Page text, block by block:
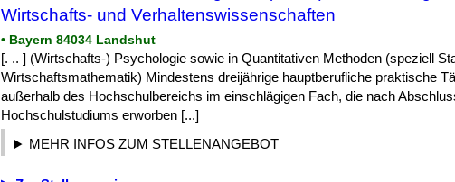
Wirtschafts- und Verhaltenswissenschaften
• Bayern 84034 Landshut
[. .. ] (Wirtschafts-) Psychologie sowie in Quantitativen Methoden (speziell
Wirtschaftsmathematik) Mindestens dreijährige hauptberufliche praktische
außerhalb des Hochschulbereichs im einschlägigen Fach, die nach
Hochschulstudiums erworben [...]
MEHR INFOS ZUM STELLENANGEBOT